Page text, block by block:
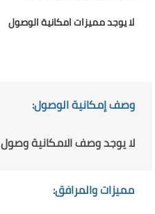
لا يوجد مميزات امكانية الوصول
وصف إمكانية الوصول:
لا يوجد وصف الامكانية وصول
مميزات والمرافق: